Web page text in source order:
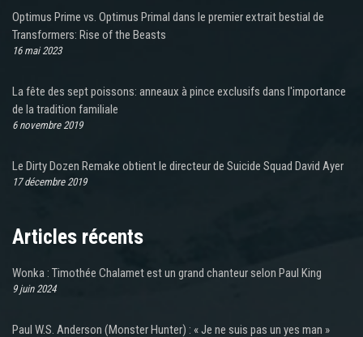
Optimus Prime vs. Optimus Primal dans le premier extrait bestial de
Transformers: Rise of the Beasts
16 mai 2023
La fête des sept poissons: anneaux à pince exclusifs dans l'importance
de la tradition familiale
6 novembre 2019
Le Dirty Dozen Remake obtient le directeur de Suicide Squad David Ayer
17 décembre 2019
Articles récents
Wonka : Timothée Chalamet est un grand chanteur selon Paul King
9 juin 2024
Paul W.S. Anderson (Monster Hunter) : « Je ne suis pas un yes man »